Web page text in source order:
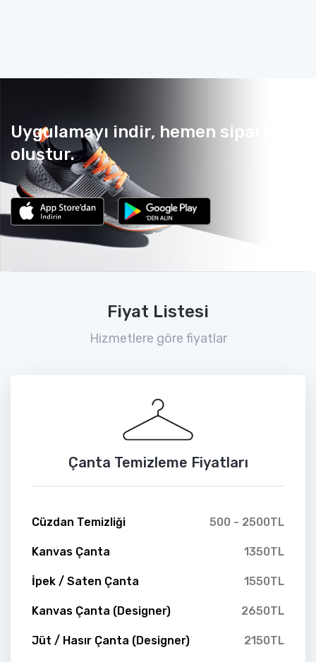
Uygulamayı indir, hemen sipariş
oluştur.
Fiyat Listesi
Hizmetlere göre fiyatlar
Çanta Temizleme Fiyatları
Cüzdan Temizliği 500 - 2500TL
Kanvas Çanta 1350TL
İpek / Saten Çanta 1550TL
Kanvas Çanta (Designer) 2650TL
Jüt / Hasır Çanta (Designer) 2150TL